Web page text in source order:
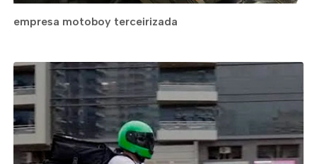
empresa motoboy terceirizada